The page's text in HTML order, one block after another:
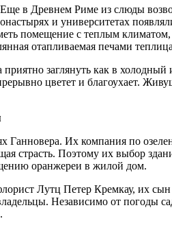
в Древнем Риме из слюды
и университетах
помещение с теплым
отапливаемая печами
заглянуть как в
цветет и благоухает.
Ганновера. Их компания по
страсть. Поэтому их выбор
оранжереи в жилой дом.
Лутц Петер Кремкау, их
Независимо от погоды